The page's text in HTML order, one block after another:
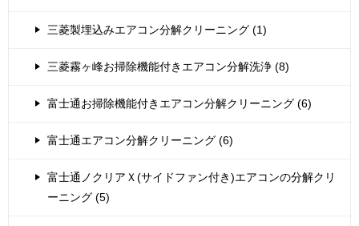
三菱製埋込みエアコン分解クリーニング (1)
三菱霧ヶ峰お掃除機能付きエアコン分解洗浄 (8)
富士通お掃除機能付きエアコン分解クリーニング (6)
富士通エアコン分解クリーニング (6)
富士通ノクリアＸ(サイドファン付き)エアコンの分解クリ
ーニング (5)